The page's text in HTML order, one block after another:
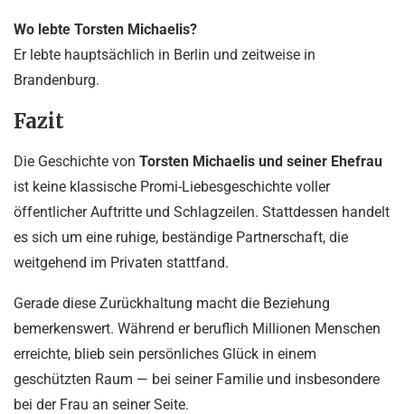
Wo lebte Torsten Michaelis?
Er lebte hauptsächlich in Berlin und zeitweise in
Brandenburg.
Fazit
Die Geschichte von Torsten Michaelis und seiner Ehefrau
ist keine klassische Promi-Liebesgeschichte voller
öffentlicher Auftritte und Schlagzeilen. Stattdessen handelt
es sich um eine ruhige, beständige Partnerschaft, die
weitgehend im Privaten stattfand.
Gerade diese Zurückhaltung macht die Beziehung
bemerkenswert. Während er beruflich Millionen Menschen
erreichte, blieb sein persönliches Glück in einem
geschützten Raum — bei seiner Familie und insbesondere
bei der Frau an seiner Seite.